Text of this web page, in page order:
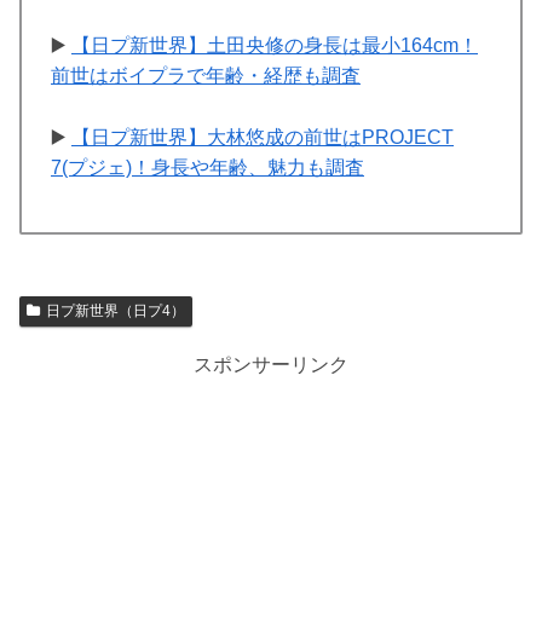
▶️
【日プ新世界】土田央修の身長は最小164cm！
前世はボイプラで年齢・経歴も調査
▶️
【日プ新世界】大林悠成の前世はPROJECT
7(プジェ)！身長や年齢、魅力も調査
日プ新世界（日プ4）
スポンサーリンク